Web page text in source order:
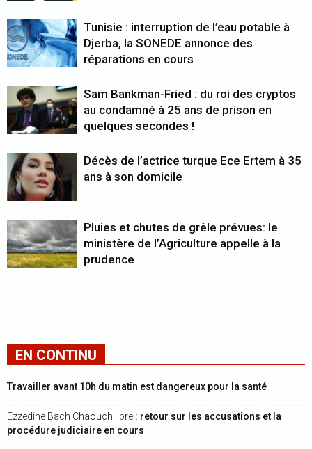
Tunisie : interruption de l’eau potable à
Djerba, la SONEDE annonce des
réparations en cours
Sam Bankman-Fried : du roi des cryptos
au condamné à 25 ans de prison en
quelques secondes !
Décès de l’actrice turque Ece Ertem à 35
ans à son domicile
Pluies et chutes de grêle prévues: le
ministère de l’Agriculture appelle à la
prudence
EN CONTINU
Travailler avant 10h du matin est dangereux pour la santé
Ezzedine Bach Chaouch libre : retour sur les accusations et la
procédure judiciaire en cours